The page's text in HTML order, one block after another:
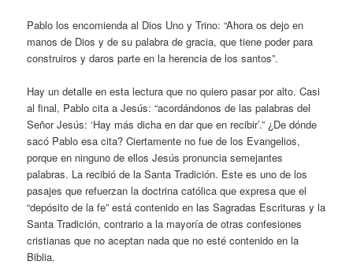
Pablo los encomienda al Dios Uno y Trino: “Ahora os dejo en
manos de Dios y de su palabra de gracia, que tiene poder para
construiros y daros parte en la herencia de los santos”.
Hay un detalle en esta lectura que no quiero pasar por alto. Casi
al final, Pablo cita a Jesús: “acordándonos de las palabras del
Señor Jesús: ‘Hay más dicha en dar que en recibir’.” ¿De dónde
sacó Pablo esa cita? Ciertamente no fue de los Evangelios,
porque en ninguno de ellos Jesús pronuncia semejantes
palabras. La recibió de la Santa Tradición. Este es uno de los
pasajes que refuerzan la doctrina católica que expresa que el
“depósito de la fe” está contenido en las Sagradas Escrituras y la
Santa Tradición, contrario a la mayoría de otras confesiones
cristianas que no aceptan nada que no esté contenido en la
Biblia.